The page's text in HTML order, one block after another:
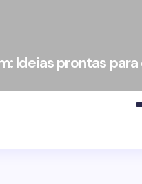
Ideias prontas